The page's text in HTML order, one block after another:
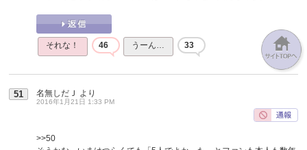
それな！ 46 うーん… 33
51 名無しだＪ より
2016年1月21日 1:33 PM
>>50